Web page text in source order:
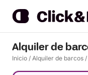
Alquiler de
Inicio / Alquiler de barcos /